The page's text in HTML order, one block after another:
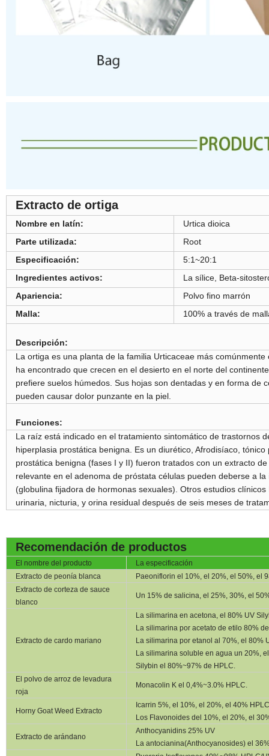
Extracto de ortiga
Nombre en latín:
Urtica dioica
Parte utilizada:
Root
Especificación:
5:1~20:1
Ingredientes activos:
La sílice, Beta-
Apariencia:
Polvo fino marrón
Malla:
100% a través de
Descripción:
La ortiga es una planta de la familia Urticaceae más
ha encontrado que crecen en el desierto en el norte del
prefiere suelos húmedos. Sus hojas son dentadas y en forma de
pueden causar dolor punzante en la piel.
Funciones:
La raíz está indicado en el tratamiento sintomático de trastornos
hiperplasia prostática benigna. Es un diurético, Afrodisíaco,
prostática benigna (fases I y II) fueron tratados con un extracto
relevante en el adenoma de próstata células pueden deberse a
(globulina fijadora de hormonas sexuales). Otros estudios
urinaria, nicturia, y orina residual después de seis meses de
Recomendación deproductos
El nombre del producto
La especificación
Extracto de peonía blanca
Paeoniflorin el 10%, el 20%, el 50%, el
Extracto de corteza de sauce
blanco
Un 15% de salicina, el 25%, 30%, el
Extracto de cardo mariano
La silimarina en acetona, el 80% UV
La silimarina por acetato de etilo 80%
La silimarina por etanol al 70%, el 80%
La silimarina soluble en agua un 20%,
Silybin el 80%~97% de HPLC.
El polvo de arroz de levadura
roja
Monacolin K el 0,4%~3.0% HPLC.
Horny Goat Weed Extracto
Icarrin 5%, el 10%, el 20%, el 40%
Los Flavonoides del 10%, el 20%, el
Extracto de arándano
Anthocyanidins 25% UV
La antocianina(Anthocyanosides) el